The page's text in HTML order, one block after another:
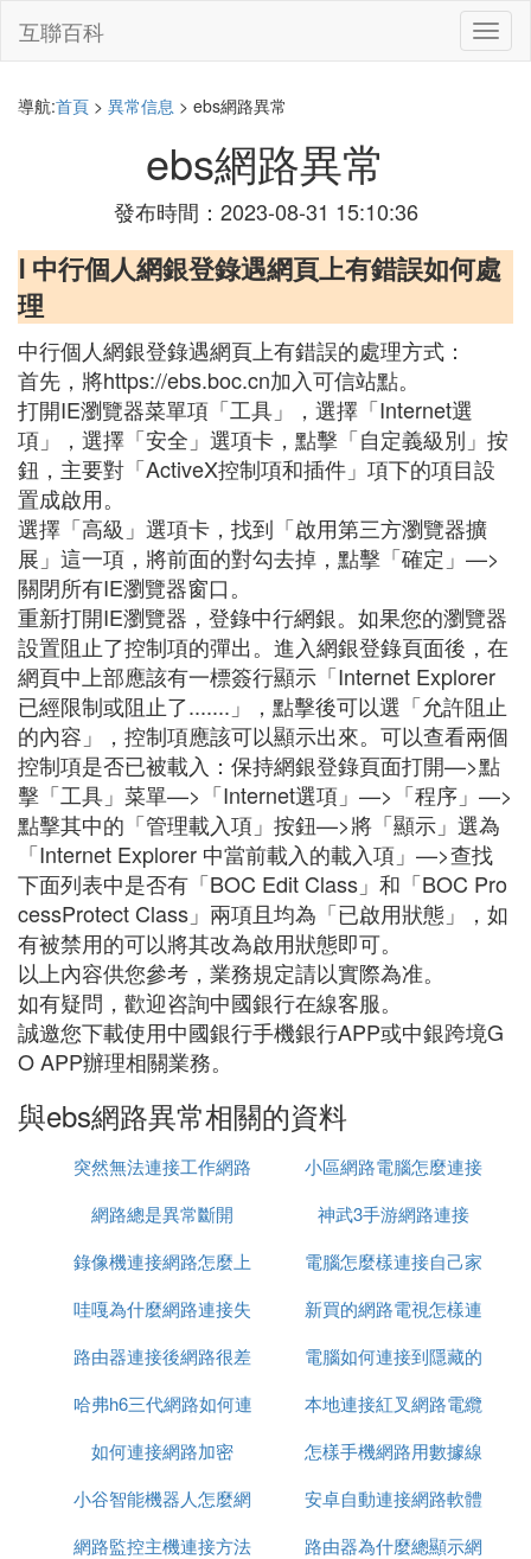
切
換
互聯百科
導航:首頁 > 異常信息 > ebs網路異常
ebs網路異常
發布時間：2023-08-31 15:10:36
Ⅰ 中行個人網銀登錄遇網頁上有錯誤如何處
理
中行個人網銀登錄遇網頁上有錯誤的處理方式：
首先，將https://ebs.boc.cn加入可信站點。
打開IE瀏覽器菜單項「工具」，選擇「Internet選
項」，選擇「安全」選項卡，點擊「自定義級別」按
鈕，主要對「ActiveX控制項和插件」項下的項目設
置成啟用。
選擇「高級」選項卡，找到「啟用第三方瀏覽器擴
展」這一項，將前面的對勾去掉，點擊「確定」—>
關閉所有IE瀏覽器窗口。
重新打開IE瀏覽器，登錄中行網銀。如果您的瀏覽器
設置阻止了控制項的彈出。進入網銀登錄頁面後，在
網頁中上部應該有一標簽行顯示「Internet Explorer
已經限制或阻止了.......」，點擊後可以選「允許阻止
的內容」，控制項應該可以顯示出來。可以查看兩個
控制項是否已被載入：保持網銀登錄頁面打開—>點
擊「工具」菜單—>「Internet選項」—>「程序」—>
點擊其中的「管理載入項」按鈕—>將「顯示」選為
「Internet Explorer 中當前載入的載入項」—>查找
下面列表中是否有「BOC Edit Class」和「BOC Pro
cessProtect Class」兩項且均為「已啟用狀態」，如
有被禁用的可以將其改為啟用狀態即可。
以上內容供您參考，業務規定請以實際為准。
如有疑問，歡迎咨詢中國銀行在線客服。
誠邀您下載使用中國銀行手機銀行APP或中銀跨境G
O APP辦理相關業務。
與ebs網路異常相關的資料
突然無法連接工作網路
小區網路電腦怎麼連接
路由器
網路總是異常斷開
神武3手游網路連接
錄像機連接網路怎麼上
網
電腦怎麼樣連接自己家
的網路
哇嘎為什麼網路連接失
敗
新買的網路電視怎樣連
接網路
路由器連接後網路很差
電腦如何連接到隱藏的
網路
哈弗h6三代網路如何連
接
本地連接紅叉網路電纜
被拔出
如何連接網路加密
怎樣手機網路用數據線
連接給電腦
小谷智能機器人怎麼網
路連接
安卓自動連接網路軟體
網路監控主機連接方法
路由器為什麼總顯示網